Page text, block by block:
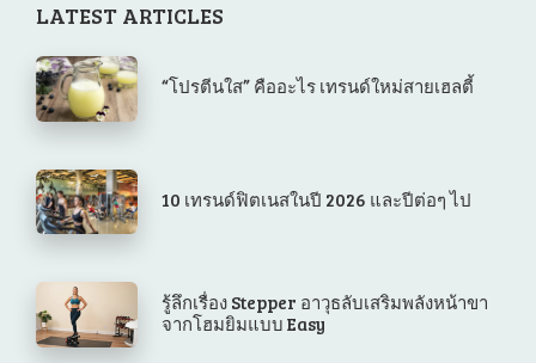
LATEST ARTICLES
“โปรตีนใส” คืออะไร เทรนด์ใหม่สายเฮลตี้
10 เทรนด์ฟิตเนสในปี 2026 และปีต่อๆ ไป
รู้ลึกเรื่อง Stepper อาวุธลับเสริมพลังหน้าขา
จากโฮมยิมแบบ Easy